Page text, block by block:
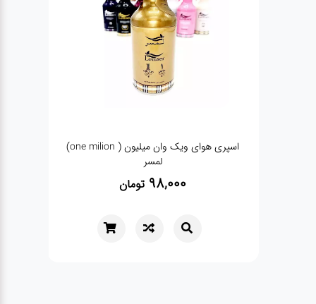
اسپری هوای ویک وان میلیون ( one milion)
لمسر
98,000 تومان